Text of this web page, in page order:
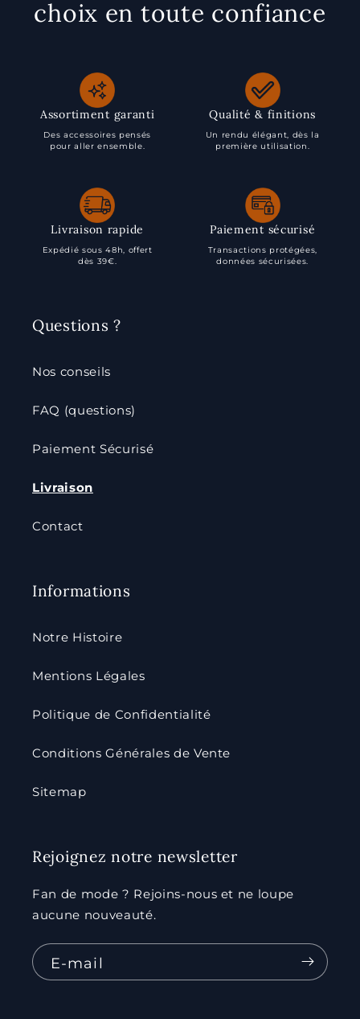
choix en toute confiance
Assortiment garanti
Des accessoires pensés
pour aller ensemble.
Qualité & finitions
Un rendu élégant, dès la
première utilisation.
Livraison rapide
Expédié sous 48h, offert
dès 39€.
Paiement sécurisé
Transactions protégées,
données sécurisées.
Questions ?
Nos conseils
FAQ (questions)
Paiement Sécurisé
Livraison
Contact
Informations
Notre Histoire
Mentions Légales
Politique de Confidentialité
Conditions Générales de Vente
Sitemap
Rejoignez notre newsletter
Fan de mode ? Rejoins-nous et ne loupe
aucune nouveauté.
E-mail